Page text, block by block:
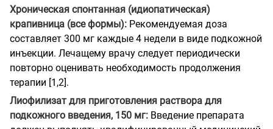
Хроническая спонтанная (идиопатическая)
крапивница (все формы): Рекомендуемая доза
составляет 300 мг каждые 4 недели в виде подкожной
инъекции. Лечащему врачу следует периодически
повторно оценивать необходимость продолжения
терапии [1,2].
Лиофилизат для приготовления раствора для
подкожного введения, 150 мг: Введение препарата